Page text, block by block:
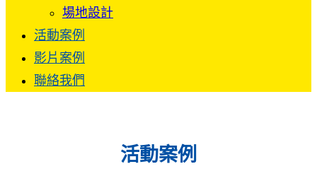
場地設計
活動案例
影片案例
聯絡我們
活動案例